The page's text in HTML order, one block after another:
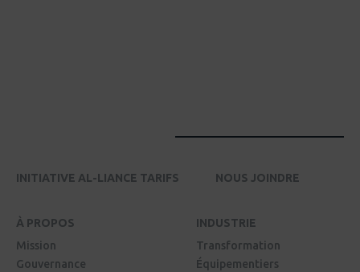
INITIATIVE AL-LIANCE TARIFS NOUS JOINDRE
À PROPOS
Mission
Gouvernance
INDUSTRIE
Transformation
Équipementiers